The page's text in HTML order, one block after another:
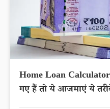
Home Loan
गए हैं तो ये आजमाएं ये